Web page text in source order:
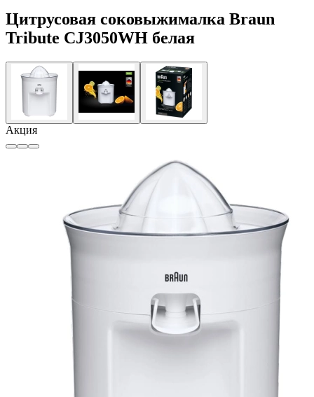
Цитрусовая соковыжималка Braun
Tribute CJ3050WH белая
Акция